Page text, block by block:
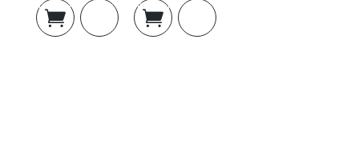
Dodaj u
košaricu
Dodaj u
košaricu